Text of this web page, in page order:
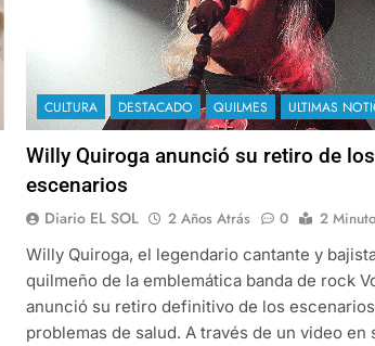
CULTURA DESTACADO QUILMES ULTIMAS
Willy Quiroga anunció su retiro de los
escenarios
Diario EL SOL 2 Años Atrás 0
2
Willy Quiroga, el legendario cantante y
quilmeño de la emblemática banda de rock
anunció su retiro definitivo de los
problemas de salud. A través de un video en